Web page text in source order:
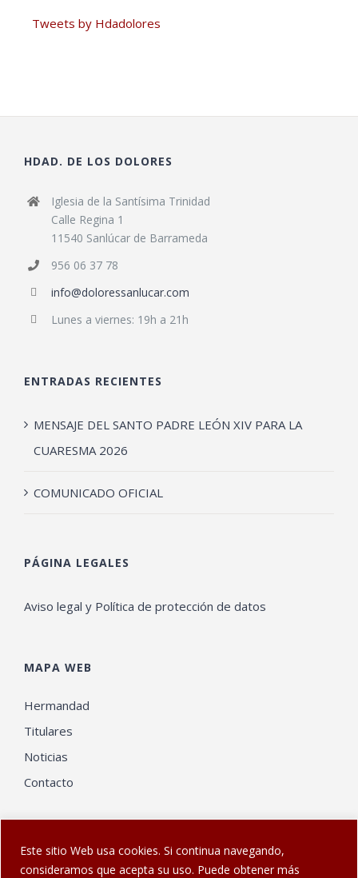
Este sitio Web usa cookies. Si continua navegando,
consideramos que acepta su uso. Puede obtener más
Tweets by Hdadolores
HDAD. DE LOS DOLORES
Iglesia de la Santísima Trinidad
Calle Regina 1
11540 Sanlúcar de Barrameda
956 06 37 78
info@doloressanlucar.com
Lunes a viernes: 19h a 21h
ENTRADAS RECIENTES
MENSAJE DEL SANTO PADRE LEÓN XIV PARA LA
CUARESMA 2026
COMUNICADO OFICIAL
PÁGINA LEGALES
Aviso legal y Política de protección de datos
MAPA WEB
Hermandad
Titulares
Noticias
Contacto